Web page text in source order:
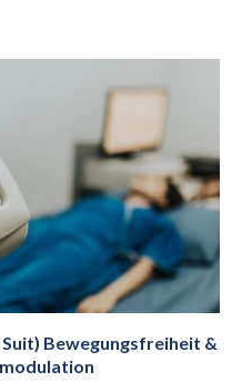
Bewegungsfreiheit &